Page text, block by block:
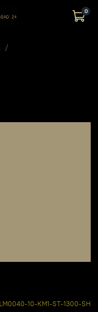
0
LM0040-10-КМ1-ST-1300-SH